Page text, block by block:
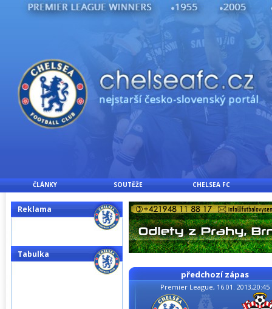
ČLÁNKY SOUTĚŽE CHELSEA FC
předchozí zápas
Premier League, 16.01. 2013,20:45
Reklama
Tabulka